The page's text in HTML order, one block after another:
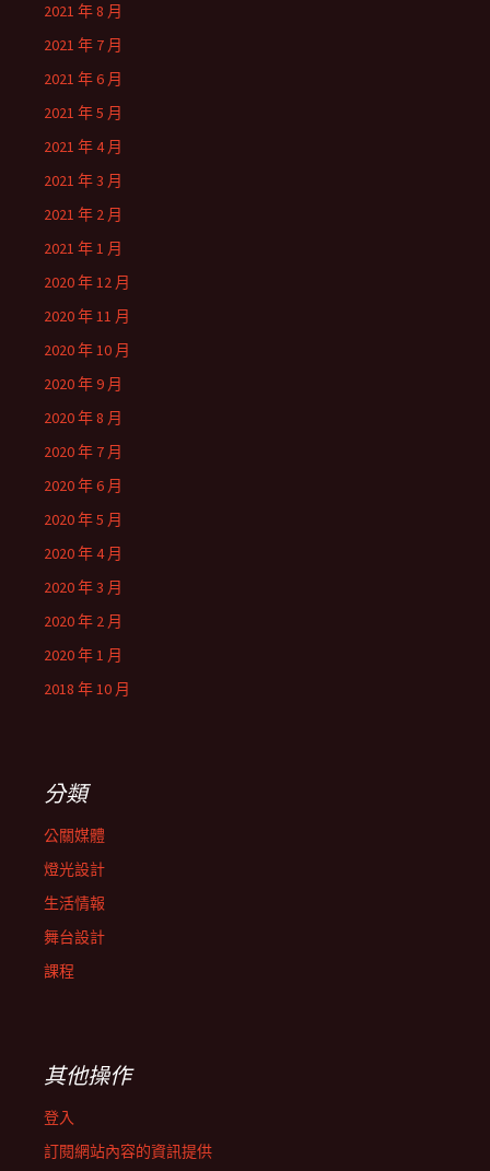
2021 年 8 月
2021 年 7 月
2021 年 6 月
2021 年 5 月
2021 年 4 月
2021 年 3 月
2021 年 2 月
2021 年 1 月
2020 年 12 月
2020 年 11 月
2020 年 10 月
2020 年 9 月
2020 年 8 月
2020 年 7 月
2020 年 6 月
2020 年 5 月
2020 年 4 月
2020 年 3 月
2020 年 2 月
2020 年 1 月
2018 年 10 月
分類
公關媒體
燈光設計
生活情報
舞台設計
課程
其他操作
登入
訂閱網站內容的資訊提供